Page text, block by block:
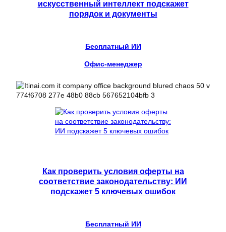
искусственный интеллект подскажет
порядок и документы
Бесплатный ИИ
Офис-менеджер
Как проверить условия оферты на
соответствие законодательству: ИИ
подскажет 5 ключевых ошибок
Бесплатный ИИ